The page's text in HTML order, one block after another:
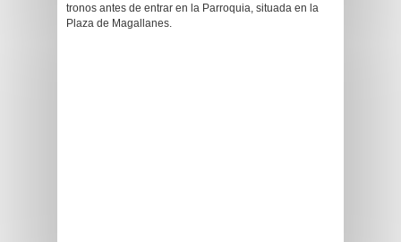
tronos antes de entrar en la Parroquia, situada en la
Plaza de Magallanes.